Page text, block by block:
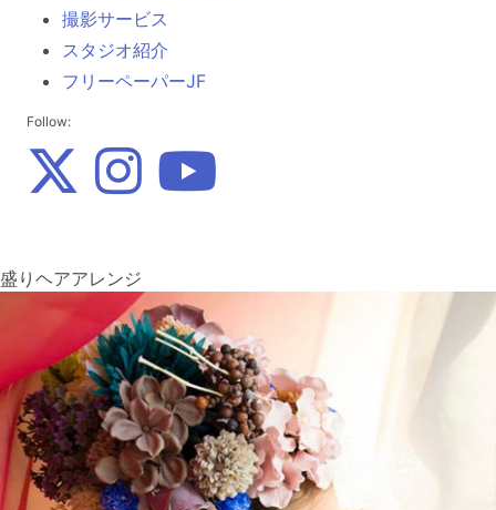
撮影サービス
スタジオ紹介
フリーペーパーJF
Follow:
盛りヘアアレンジ